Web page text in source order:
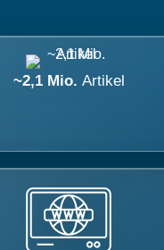
~2,1 Mio. Artikel